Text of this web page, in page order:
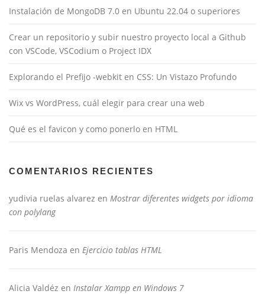
Instalación de MongoDB 7.0 en Ubuntu 22.04 o superiores
Crear un repositorio y subir nuestro proyecto local a Github
con VSCode, VSCodium o Project IDX
Explorando el Prefijo -webkit en CSS: Un Vistazo Profundo
Wix vs WordPress, cuál elegir para crear una web
Qué es el favicon y como ponerlo en HTML
COMENTARIOS RECIENTES
yudivia ruelas alvarez en Mostrar diferentes widgets por idioma
con polylang
Paris Mendoza en Ejercicio tablas HTML
Alicia Valdéz en Instalar Xampp en Windows 7